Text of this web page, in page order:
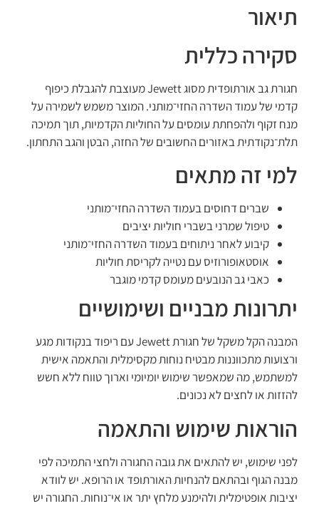
תיאור
סקירה כללית
חגורת גב אורתופדית מסוג Jewett מעוצבת להגבלת כיפוף
קדמי של עמוד השדרה החזי־מותני. המוצר משמש לשמירה על
מנח זקוף ולהפחתת עומסים על החוליות הקדמיות, תוך תמיכה
תלת־נקודתית באזורים החשובים של החזה, הבטן והגב התחתון.
למי זה מתאים
שברים דחוסים בעמוד השדרה החזי־מותני
טיפול שמרני בשברי חוליות יציבים
קיבוע לאחר ניתוחים בעמוד השדרה החזי־מותני
אוסטאופורוזיס עם נטייה לקריסת חוליות
כאבי גב הנובעים מעומס קדמי מוגבר
יתרונות מבניים ושימושיים
המבנה הקל משקל של חגורת Jewett עם ריפוד בנקודות מגע
ורצועות מתכווננות מבטיח נוחות מקסימלית והתאמה אישית
למשתמש, מה שמאפשר שימוש יומיומי וארוך טווח ללא חשש
להזזות או לחצים לא נכונים.
הוראות שימוש והתאמה
לפני שימוש, יש להתאים את גובה החגורה ולחצי התמיכה לפי
מבנה הגוף ובהתאם להנחיות האורתופד או הרופא. יש לוודא
יציבות אופטימלית ולהימנע מלחץ יתר או אי־נוחות. החגורה יש